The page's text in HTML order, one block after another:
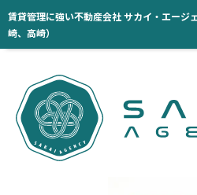
賃貸管理に強い不動産会社 サカイ・エージ
崎、高崎）